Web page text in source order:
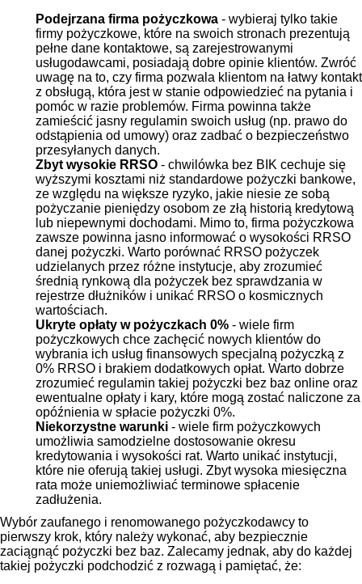
Podejrzana firma pożyczkowa - wybieraj tylko takie
firmy pożyczkowe, które na swoich stronach prezentują
pełne dane kontaktowe, są zarejestrowanymi
usługodawcami, posiadają dobre opinie klientów. Zwróć
uwagę na to, czy firma pozwala klientom na łatwy kontakt
z obsługą, która jest w stanie odpowiedzieć na pytania i
pomóc w razie problemów. Firma powinna także
zamieścić jasny regulamin swoich usług (np. prawo do
odstąpienia od umowy) oraz zadbać o bezpieczeństwo
przesyłanych danych.
Zbyt wysokie RRSO - chwilówka bez BIK cechuje się
wyższymi kosztami niż standardowe pożyczki bankowe,
ze względu na większe ryzyko, jakie niesie ze sobą
pożyczanie pieniędzy osobom ze złą historią kredytową
lub niepewnymi dochodami. Mimo to, firma pożyczkowa
zawsze powinna jasno informować o wysokości RRSO
danej pożyczki. Warto porównać RRSO pożyczek
udzielanych przez różne instytucje, aby zrozumieć
średnią rynkową dla pożyczek bez sprawdzania w
rejestrze dłużników i unikać RRSO o kosmicznych
wartościach.
Ukryte opłaty w pożyczkach 0% - wiele firm
pożyczkowych chce zachęcić nowych klientów do
wybrania ich usług finansowych specjalną pożyczką z
0% RRSO i brakiem dodatkowych opłat. Warto dobrze
zrozumieć regulamin takiej pożyczki bez baz online oraz
ewentualne opłaty i kary, które mogą zostać naliczone za
opóźnienia w spłacie pożyczki 0%.
Niekorzystne warunki - wiele firm pożyczkowych
umożliwia samodzielne dostosowanie okresu
kredytowania i wysokości rat. Warto unikać instytucji,
które nie oferują takiej usługi. Zbyt wysoka miesięczna
rata może uniemożliwiać terminowe spłacenie
zadłużenia.
Wybór zaufanego i renomowanego pożyczkodawcy to
pierwszy krok, który należy wykonać, aby bezpiecznie
zaciągnąć pożyczki bez baz. Zalecamy jednak, aby do każdej
takiej pożyczki podchodzić z rozwagą i pamiętać, że: